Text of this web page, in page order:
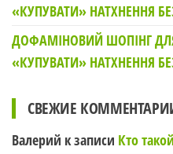
«КУПУВАТИ» НАТХНЕННЯ
ДОФАМІНОВИЙ ШОПІНГ
«КУПУВАТИ» НАТХНЕННЯ
СВЕЖИЕ
Валерий к записи Кто